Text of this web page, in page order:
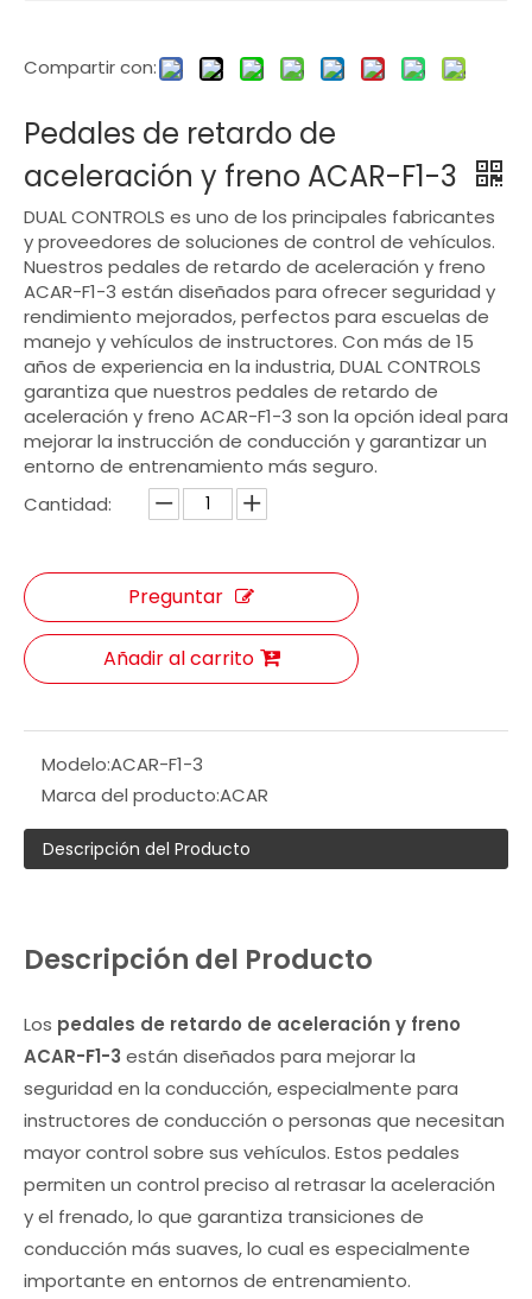
Compartir con:
Pedales de retardo de
aceleración y freno ACAR-F1-3
DUAL CONTROLS es uno de los principales fabricantes
y proveedores de soluciones de control de vehículos.
Nuestros pedales de retardo de aceleración y freno
ACAR-F1-3 están diseñados para ofrecer seguridad y
rendimiento mejorados, perfectos para escuelas de
manejo y vehículos de instructores. Con más de 15
años de experiencia en la industria, DUAL CONTROLS
garantiza que nuestros pedales de retardo de
aceleración y freno ACAR-F1-3 son la opción ideal para
mejorar la instrucción de conducción y garantizar un
entorno de entrenamiento más seguro.
Cantidad:
Preguntar
Añadir al carrito
Modelo:ACAR-F1-3
Marca del producto:ACAR
Descripción del Producto
Descripción del Producto
Los pedales de retardo de aceleración y freno
ACAR-F1-3 están diseñados para mejorar la
seguridad en la conducción, especialmente para
instructores de conducción o personas que necesitan
mayor control sobre sus vehículos. Estos pedales
permiten un control preciso al retrasar la aceleración
y el frenado, lo que garantiza transiciones de
conducción más suaves, lo cual es especialmente
importante en entornos de entrenamiento.